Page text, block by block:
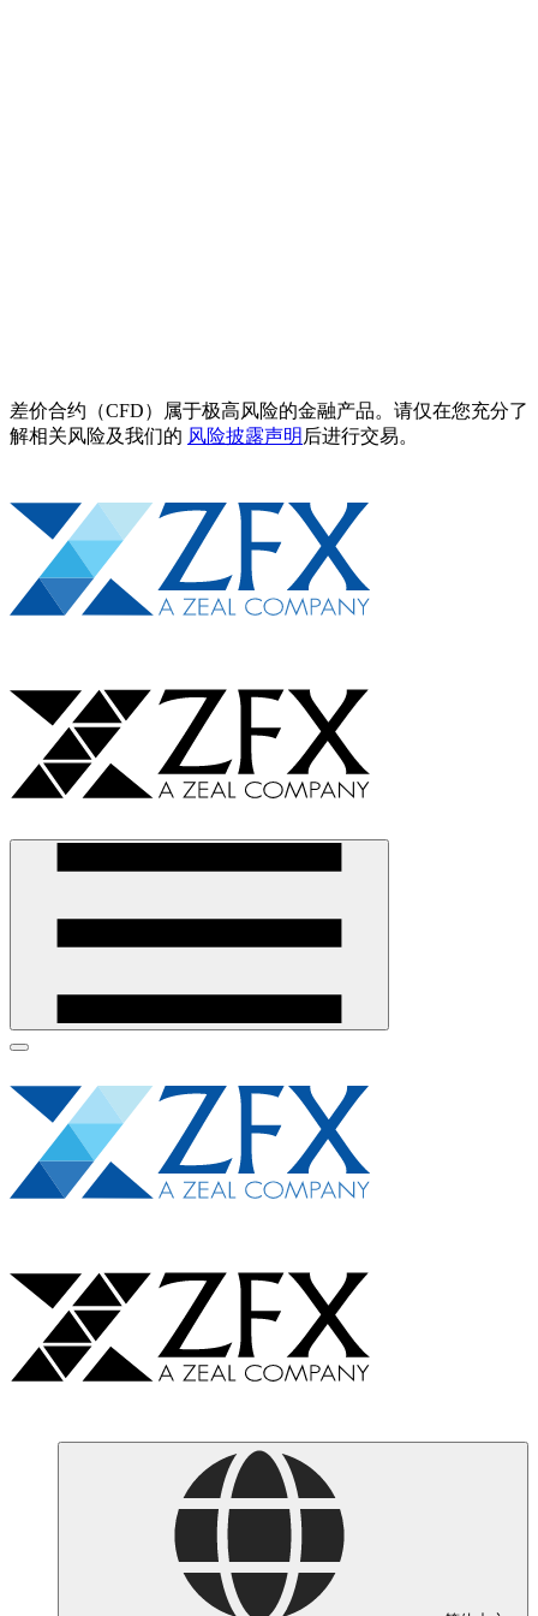
差价合约（CFD）属于极高风险的金融产品。请仅在您充分了
解相关风险及我们的 风险披露声明 后进行交易。